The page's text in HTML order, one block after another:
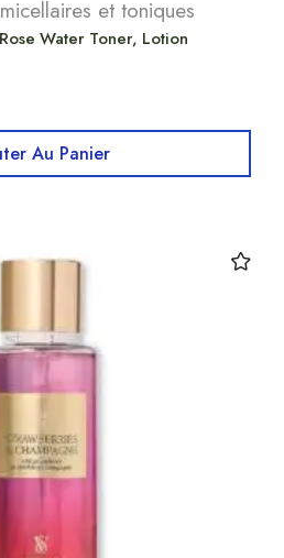
et toniques
Water Toner, Lotion
Au Panier